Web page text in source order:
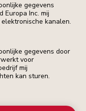
gegevens
Europa Inc. mij
kanalen.
gegevens door
voor
mij
kan sturen.